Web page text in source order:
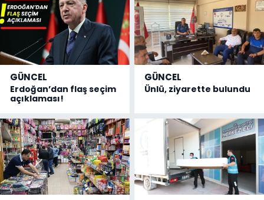
GÜNCEL
Erdoğan’dan flaş seçim
açıklaması!
GÜNCEL
Ünlü, ziyarette bulundu